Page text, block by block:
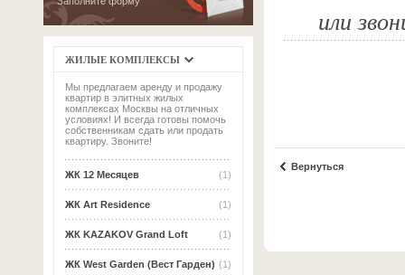
ЖИЛЫЕ КОМПЛЕКСЫ
Мы предлагаем аренду и продажу
квартир в элитных жилых
комплексах Москвы на отличных
условиях! И всегда готовы помочь
собственникам сдать или продать
квартиру. Звоните!
(1)
ЖК 12 Месяцев
(1)
ЖК Art Residence
(1)
ЖК KAZAKOV Grand Loft
(1)
ЖК West Garden (Вест Гарден)
или
Вернуться